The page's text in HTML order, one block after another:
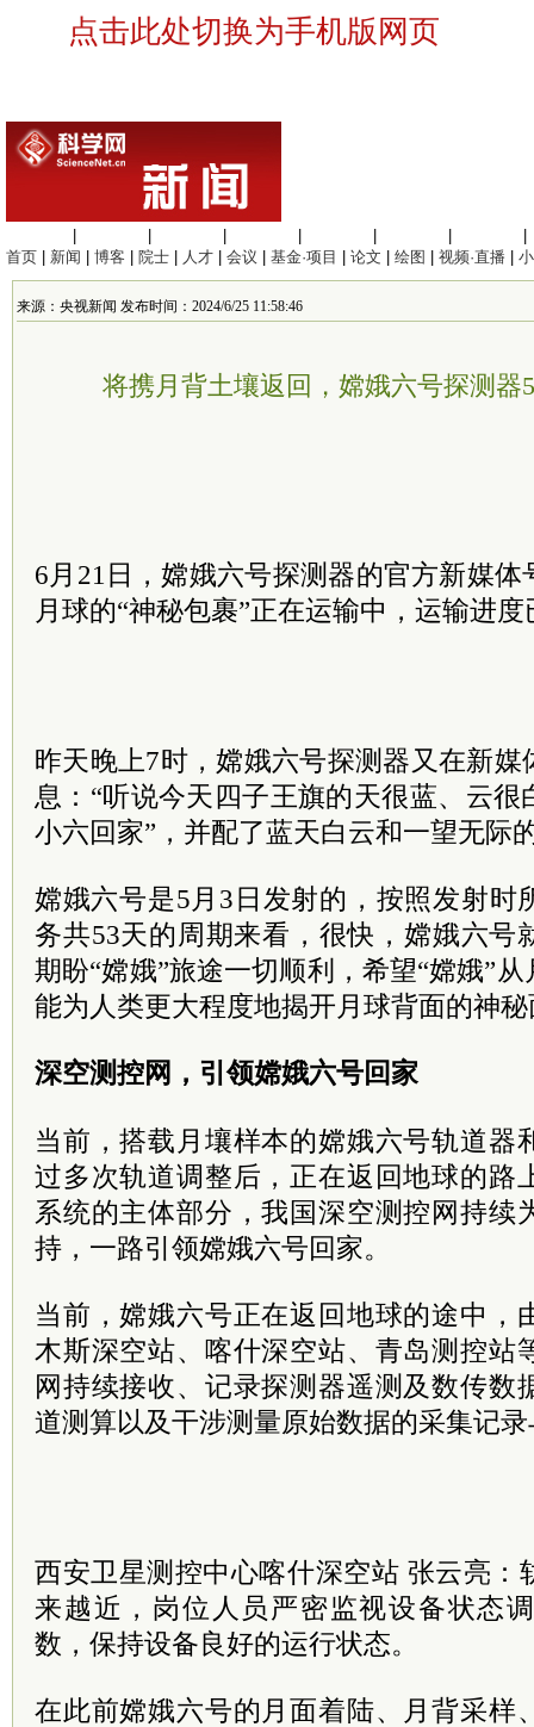
点击此处切换为手机版网页
首页
新闻 博客 院士 人才 会议 基金·项目 论文 绘图 视频·直播
来源：央视新闻 发布时间：2024/6/25 11:58:46
将携月背土壤返回，嫦娥六号探测器
6月21日，嫦娥六号探测器的官方新媒
月球的“神秘包裹”正在运输中，运输进度
昨天晚上7时，嫦娥六号探测器又在新
息：“听说今天四子王旗的天很蓝、云
小六回家”，并配了蓝天白云和一望无际
嫦娥六号是5月3日发射的，按照发射时
务共53天的周期来看，很快，嫦娥六号
期盼“嫦娥”旅途一切顺利，希望“嫦娥”
能为人类更大程度地揭开月球背面的神
深空测控网，引领嫦娥六号回家
当前，搭载月壤样本的嫦娥六号轨道器
过多次轨道调整后，正在返回地球的路
系统的主体部分，我国深空测控网持续
持，一路引领嫦娥六号回家。
当前，嫦娥六号正在返回地球的途中，
木斯深空站、喀什深空站、青岛测控站
网持续接收、记录探测器遥测及数传数
道测算以及干涉测量原始数据的采集记
西安卫星测控中心喀什深空站 张云亮：
来越近，岗位人员严密监视设备状态
数，保持设备良好的运行状态。
在此前嫦娥六号的月面着陆、月背采样